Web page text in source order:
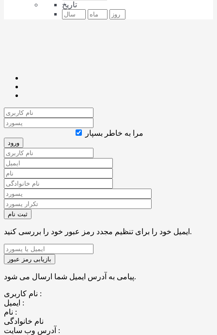
تاریخ
مرا به خاطر بسپار
ایمیل خود را برای تنظیم مجدد رمز عبور خود را بررسی کنید.
پیامی به آدرس ایمیل شما ارسال می شود.
نام کاربری :
ایمیل :
نام :
نام خانوادگی
آدرس وب سایت :